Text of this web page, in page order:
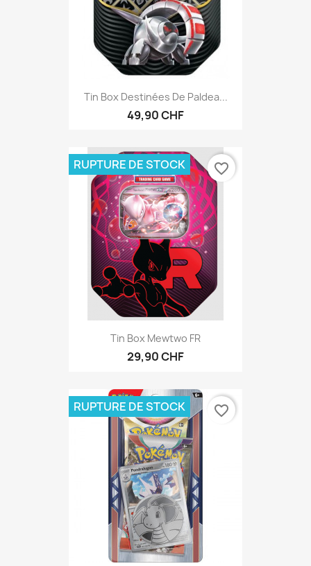
Tin Box Destinées De Paldea...
49,90 CHF
Tin Box Mewtwo FR
29,90 CHF
RUPTURE DE STOCK favorite_border
RUPTURE DE STOCK favorite_border